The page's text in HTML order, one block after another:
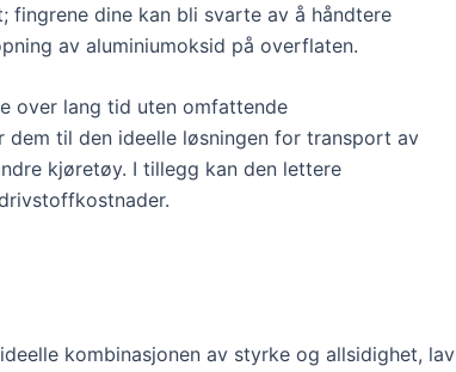
fingrene dine kan bli svarte av å håndtere
av aluminiumoksid på overflaten.
over lang tid uten omfattende
dem til den ideelle løsningen for transport av
kjøretøy. I tillegg kan den lettere
kombinasjonen av styrke og allsidighet, lav